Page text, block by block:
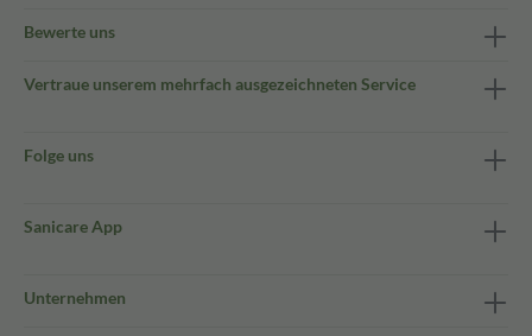
Bewerte uns
Vertraue unserem mehrfach ausgezeichneten Service
Folge uns
Sanicare App
Unternehmen